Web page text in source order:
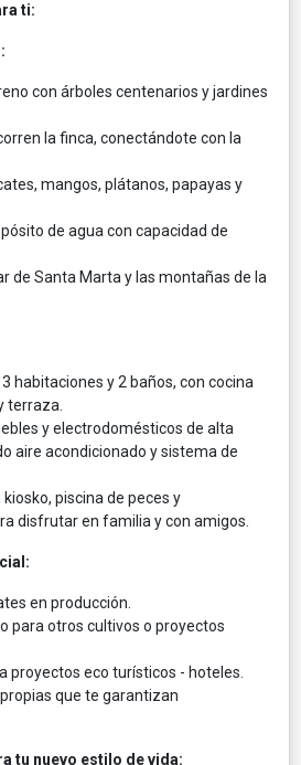
ti:
con árboles centenarios y jardines
la finca, conectándote con la
mangos, plátanos, papayas y
de agua con capacidad de
de Santa Marta y las montañas de la
habitaciones y 2 baños, con cocina
terraza.
y electrodomésticos de alta
aire acondicionado y sistema de
kiosko, piscina de peces y
disfrutar en familia y con amigos.
en producción.
para otros cultivos o proyectos
proyectos eco turísticos - hoteles.
que te garantizan
tu nuevo estilo de vida: